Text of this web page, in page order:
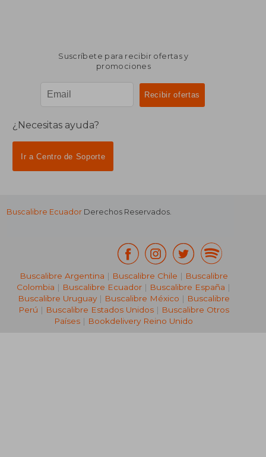
Suscríbete para recibir ofertas y
promociones
¿Necesitas ayuda?
Ir a Centro de Soporte
Buscalibre Ecuador Derechos Reservados.
Buscalibre Argentina | Buscalibre Chile | Buscalibre
Colombia | Buscalibre Ecuador | Buscalibre España |
Buscalibre Uruguay| Buscalibre México | Buscalibre
Perú | Buscalibre Estados Unidos| Buscalibre Otros
Países | Bookdelivery Reino Unido